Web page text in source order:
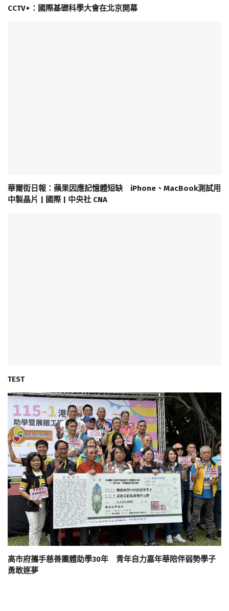
CCTV+：國際基礎科學大會在北京開幕
華爾街日報：蘋果因應記憶體短缺 iPhone、MacBook測試用
中製晶片 | 國際 | 中央社 CNA
TEST
高市府攜手慈善團體助學30年 青年自力嘉年華陪伴弱勢學子
勇敢逐夢